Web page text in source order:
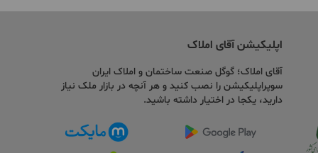
اپلیکیشن آقای املاک
آقای املاک؛ گوگل صنعت ساختمان و املاک ایران
سوپراپلیکیشن را نصب کنید و هر آنچه در بازار ملک نیاز
دارید، یکجا در اختیار داشته باشید.